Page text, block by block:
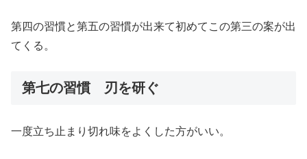
第四の習慣と第五の習慣が出来て初めてこの第三の案が出
てくる。
第七の習慣 刃を研ぐ
一度立ち止まり切れ味をよくした方がいい。